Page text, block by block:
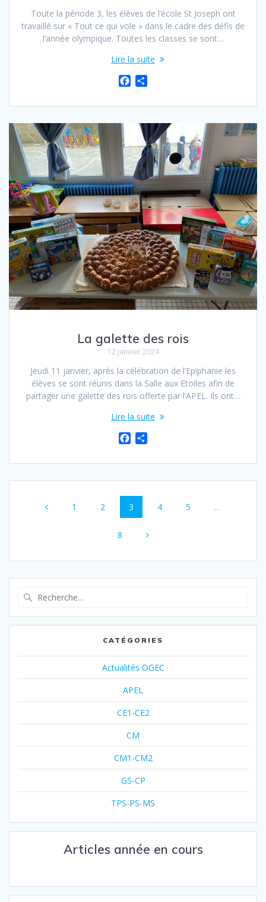
Toute la période 3, les élèves de l’école St Joseph ont
travaillé sur « Tout ce qui vole » dans le cadre des défis de
l’année olympique. Toutes les classes se sont…
Lire la suite
c
o
k
r
a
g
e
La galette des rois
12 janvier 2024
Jeudi 11 janvier, après la célébration de l’Epiphanie les
élèves se sont réunis dans la Salle aux Etoiles afin de
partager une galette des rois offerte par l’APEL. Ils ont…
Lire la suite
c
o
o
k
r
1 2 3 4 5 …
8
CATÉGORIES
Actualités OGEC
APEL
CE1-CE2
CM
CM1-CM2
GS-CP
TPS-PS-MS
Articles année en cours